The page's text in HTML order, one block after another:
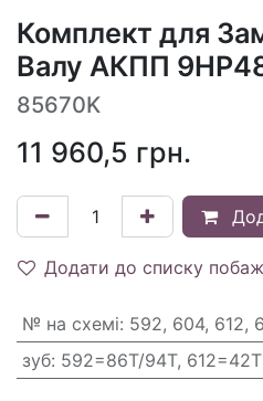
Комплект для
Валу АКПП
85670K
11 960,5 грн.
Додати до списку
№ на схемі: 592, 604, 612,
зуб: 592=86T/94T, 612=42T